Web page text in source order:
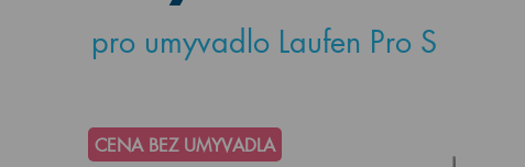
pro umyvadlo Laufen Pro S
CENA BEZ UMYVADLA